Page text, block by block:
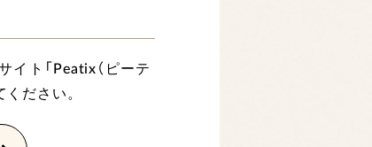
ト「Peatix（ピーテ
ください。